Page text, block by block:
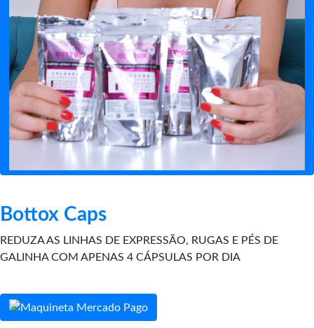
Bottox Caps
REDUZA AS LINHAS DE EXPRESSÃO, RUGAS E PÉS DE
GALINHA COM APENAS 4 CÁPSULAS POR DIA